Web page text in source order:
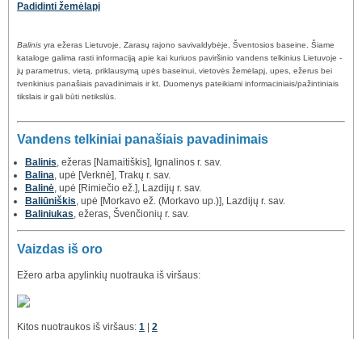
Padidinti žemėlapį
Balinis yra ežeras Lietuvoje, Zarasų rajono savivaldybėje, Šventosios baseine. Šiame
kataloge galima rasti informaciją apie kai kuriuos paviršinio vandens telkinius Lietuvoje -
jų parametrus, vietą, priklausymą upės baseinui, vietovės žemėlapį, upes, ežerus bei
tvenkinius panašiais pavadinimais ir kt. Duomenys pateikiami informaciniais/pažintiniais
tikslais ir gali būti netikslūs.
Vandens telkiniai panašiais pavadinimais
Balinis, ežeras [Namaitiškis], Ignalinos r. sav.
Balina, upė [Verknė], Trakų r. sav.
Balinė, upė [Rimiečio ež.], Lazdijų r. sav.
Baliūniškis, upė [Morkavo ež. (Morkavo up.)], Lazdijų r. sav.
Baliniukas, ežeras, Švenčionių r. sav.
Vaizdas iš oro
Ežero arba apylinkių nuotrauka iš viršaus:
Kitos nuotraukos iš viršaus: 1 | 2